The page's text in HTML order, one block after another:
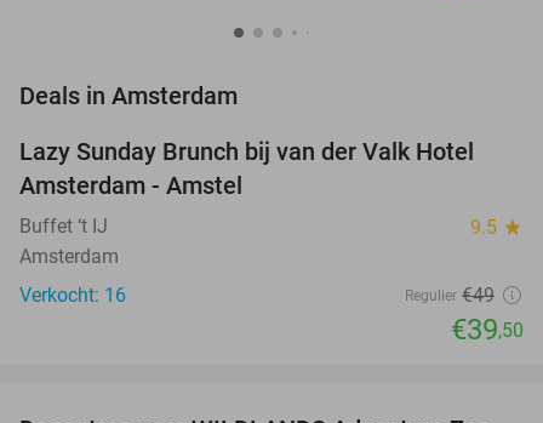
Deals in Amsterdam
19%
NEW
TODAY
Lazy Sunday Brunch bij van der Valk Hotel
Amsterdam - Amstel
Buffet ‘t IJ 9.5 star
Amsterdam
Verkocht: 16
Regulier €49
€39,50